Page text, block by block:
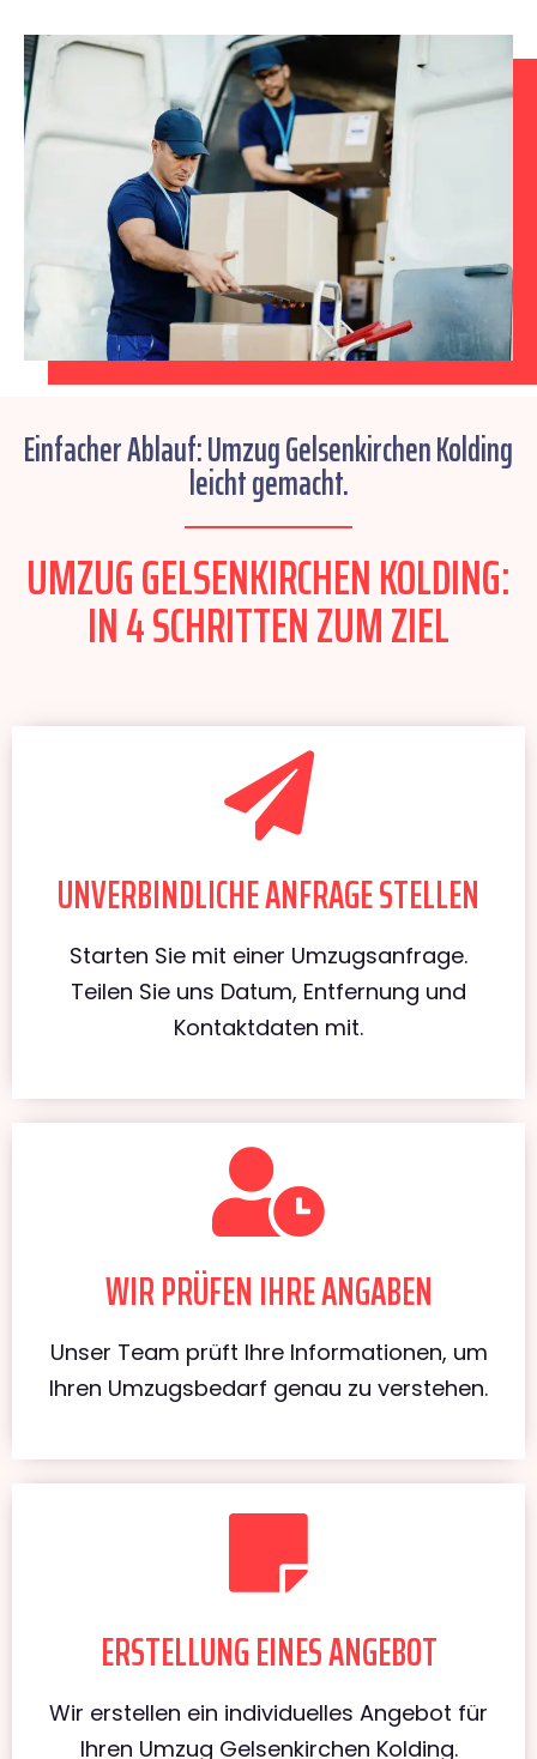
Einfacher Ablauf: Umzug Gelsenkirchen Kolding
leicht gemacht.
UMZUG GELSENKIRCHEN KOLDING:
IN 4 SCHRITTEN ZUM ZIEL
UNVERBINDLICHE ANFRAGE STELLEN
Starten Sie mit einer Umzugsanfrage.
Teilen Sie uns Datum, Entfernung und
Kontaktdaten mit.
WIR PRÜFEN IHRE ANGABEN
Unser Team prüft Ihre Informationen, um
Ihren Umzugsbedarf genau zu verstehen.
ERSTELLUNG EINES ANGEBOT
Wir erstellen ein individuelles Angebot für
Ihren Umzug Gelsenkirchen Kolding.